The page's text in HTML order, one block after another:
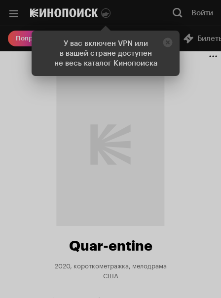
У вас включен VPN или
в вашей стране доступен
не весь каталог Кинопоиска
Войти
Попробовать Плюс Онлайн-кинотеатр
Quar-entine
2020, короткометражка, мелодрама
США